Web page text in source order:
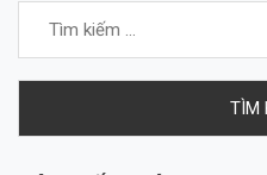
kiếm
cho: